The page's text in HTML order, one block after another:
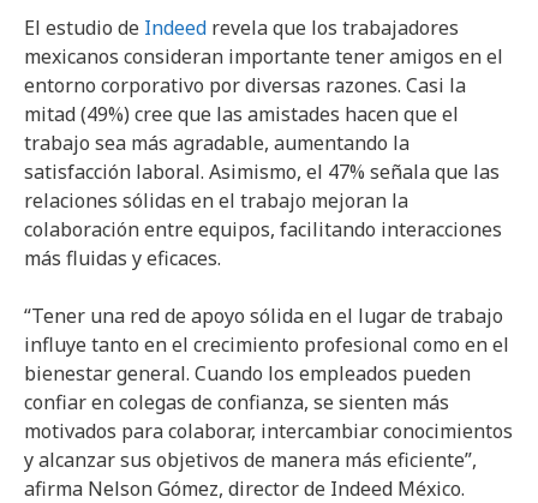
El estudio de Indeed revela que los trabajadores
mexicanos consideran importante tener amigos en el
entorno corporativo por diversas razones. Casi la
mitad (49%) cree que las amistades hacen que el
trabajo sea más agradable, aumentando la
satisfacción laboral. Asimismo, el 47% señala que las
relaciones sólidas en el trabajo mejoran la
colaboración entre equipos, facilitando interacciones
más fluidas y eficaces.
“Tener una red de apoyo sólida en el lugar de trabajo
influye tanto en el crecimiento profesional como en el
bienestar general. Cuando los empleados pueden
confiar en colegas de confianza, se sienten más
motivados para colaborar, intercambiar conocimientos
y alcanzar sus objetivos de manera más eficiente”,
afirma Nelson Gómez, director de Indeed México.